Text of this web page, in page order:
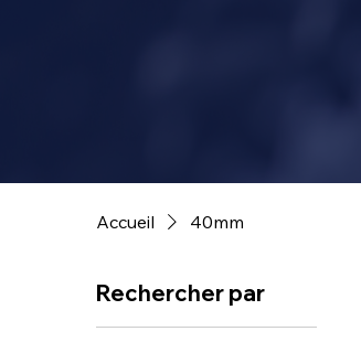
Accueil 40mm
Rechercher par